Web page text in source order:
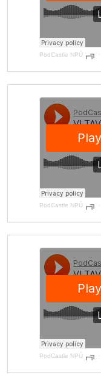
PodCastle NPÚ ·
PodCastle NPÚ ·
PodCastle NPÚ ·